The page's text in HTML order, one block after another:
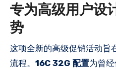
专为高级用户设
势
这项全新的高级促销活动旨
流程。 16C 32G 配置为曾